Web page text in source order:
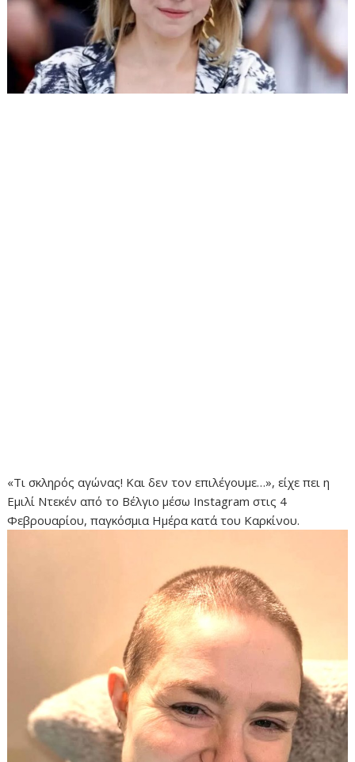
«Τι σκληρός αγώνας! Και δεν τον επιλέγουμε…», είχε πει η
Εμιλί Ντεκέν από το Βέλγιο μέσω Instagram στις 4
Φεβρουαρίου, παγκόσμια Ημέρα κατά του Καρκίνου.